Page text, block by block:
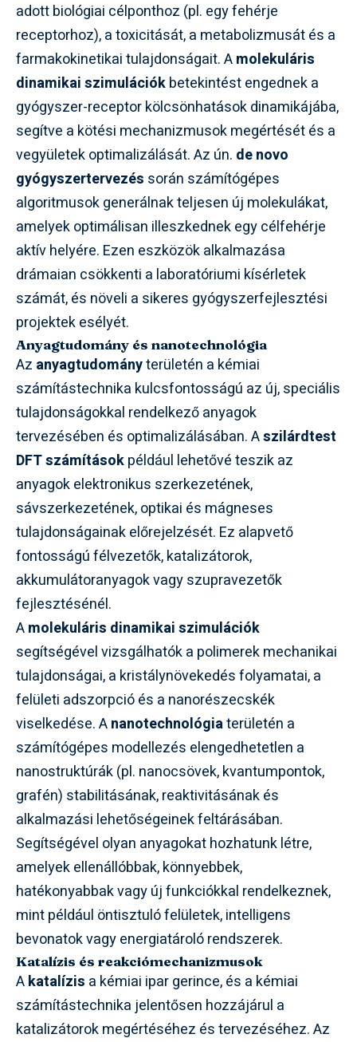
adott biológiai célponthoz (pl. egy fehérje
receptorhoz), a toxicitását, a metabolizmusát és a
farmakokinetikai tulajdonságait. Amolekuláris
dinamikai szimulációkbetekintést engednek a
gyógyszer-receptor kölcsönhatások dinamikájába,
segítve a kötési mechanizmusok megértését és a
vegyületek optimalizálását. Az ún. de novo
gyógyszertervezés során számítógépes
algoritmusok generálnak teljesen új molekulákat,
amelyek optimálisan illeszkednek egy célfehérje
aktív helyére. Ezen eszközök alkalmazása
drámaian csökkenti a laboratóriumi kísérletek
számát, és növeli a sikeres gyógyszerfejlesztési
projektek esélyét.
Anyagtudomány és nanotechnológia
Az anyagtudományterületén a kémiai
számítástechnika kulcsfontosságú az új, speciális
tulajdonságokkal rendelkező anyagok
tervezésében és optimalizálásában. Aszilárdtest
DFT számításokpéldául lehetővé teszik az
anyagok elektronikus szerkezetének,
sávszerkezetének, optikai és mágneses
tulajdonságainak előrejelzését. Ez alapvető
fontosságú félvezetők, katalizátorok,
akkumulátoranyagok vagy szupravezetők
fejlesztésénél.
Amolekuláris dinamikai szimulációk
segítségével vizsgálhatók a polimerek mechanikai
tulajdonságai, a kristálynövekedés folyamatai, a
felületi adszorpció és a nanorészecskék
viselkedése. Ananotechnológiaterületén a
számítógépes modellezés elengedhetetlen a
nanostruktúrák (pl. nanocsövek, kvantumpontok,
grafén) stabilitásának, reaktivitásának és
alkalmazási lehetőségeinek feltárásában.
Segítségével olyan anyagokat hozhatunk létre,
amelyek ellenállóbbak, könnyebbek,
hatékonyabbak vagy új funkciókkal rendelkeznek,
mint például öntisztuló felületek, intelligens
bevonatok vagy energiatároló rendszerek.
Katalízis és reakciómechanizmusok
Akatalízis a kémiai ipar gerince, és a kémiai
számítástechnika jelentősen hozzájárul a
katalizátorok megértéséhez és tervezéséhez. Az